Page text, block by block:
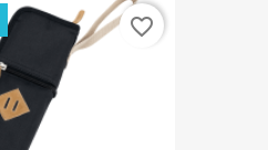
favorite_border